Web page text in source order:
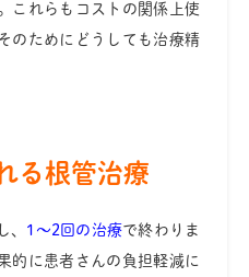
これらもコストの関係上使
のためにどうしても治療精
る根管治療
、 1〜2回の治療で終わりま
的に患者さんの負担軽減に